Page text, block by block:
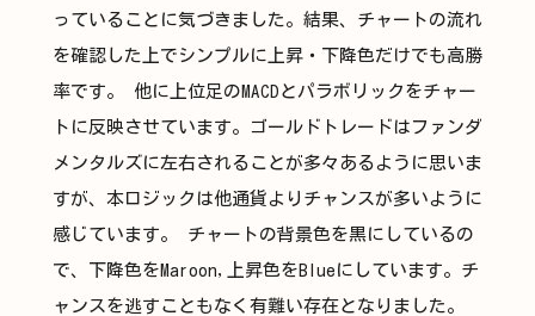
っていることに気づきました。結果、チャートの流れ
を確認した上でシンプルに上昇・下降色だけでも高勝
率です。 他に上位足のMACDとパラボリックをチャー
トに反映させています。ゴールドトレードはファンダ
メンタルズに左右されることが多々あるように思いま
すが、本ロジックは他通貨よりチャンスが多いように
感じています。 チャートの背景色を黒にしているの
で、下降色をMaroon,上昇色をBlueにしています。チ
ャンスを逃すこともなく有難い存在となりました。